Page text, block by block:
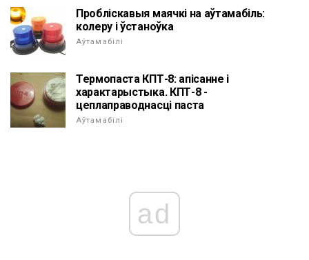
Пробліскавыя маячкі на аўтамабіль:
колеру і ўстаноўка
Аўтамабілі
Термопаста КПТ-8: апісанне і
характарыстыка. КПТ-8 -
цеплаправоднасці паста
Аўтамабілі
ad